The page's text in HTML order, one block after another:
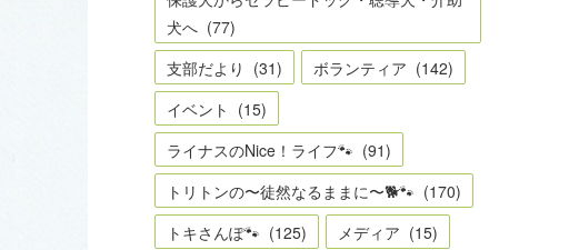
犬へ (77)
支部だより (31) ボランティア (142)
イベント (15)
ライナスのNice！ライフ🐾 (91)
トリトンの〜徒然なるままに〜🐕🐾 (170)
トキさんぽ🐾 (125) メディア (15)